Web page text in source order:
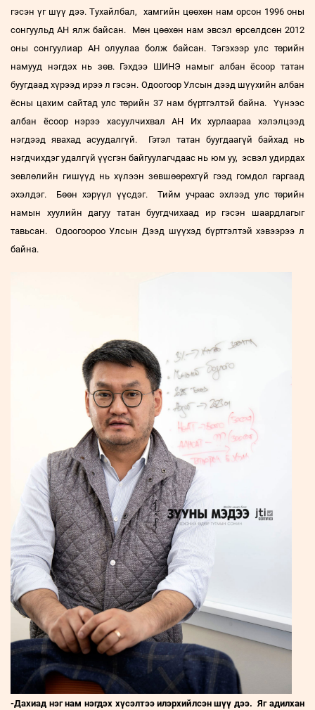
гэсэн үг шүү дээ. Тухайлбал, хамгийн цөөхөн нам орсон 1996 оны
сонгуульд АН ялж байсан. Мөн цөөхөн нам эвсэл өрсөлдсөн 2012
оны сонгуулиар АН олуулаа болж байсан. Тэгэхээр улс төрийн
намууд нэгдэх нь зөв. Гэхдээ ШИНЭ намыг албан ёсоор татан
буугдаад хүрээд ирээ л гэсэн. Одоогоор Улсын дээд шүүхийн албан
ёсны цахим сайтад улс төрийн 37 нам бүртгэлтэй байна. Үүнээс
албан ёсоор нэрээ хасуулчихвал АН Их хурлаараа хэлэлцээд
нэгдээд явахад асуудалгүй. Гэтэл татан буугдаагүй байхад нь
нэгдчихдэг удалгүй үүсгэн байгуулагчдаас нь юм уу, эсвэл удирдах
зөвлөлийн гишүүд нь хүлээн зөвшөөрөхгүй гээд гомдол гаргаад
эхэлдэг. Бөөн хэрүүл үүсдэг. Тийм учраас эхлээд улс төрийн
намын хуулийн дагуу татан буугдчихаад ир гэсэн шаардлагыг
тавьсан. Одоогоороо Улсын Дээд шүүхэд бүртгэлтэй хэвээрээ л
байна.
-Дахиад нэг нам нэгдэх хүсэлтээ илэрхийлсэн шүү дээ. Яг адилхан